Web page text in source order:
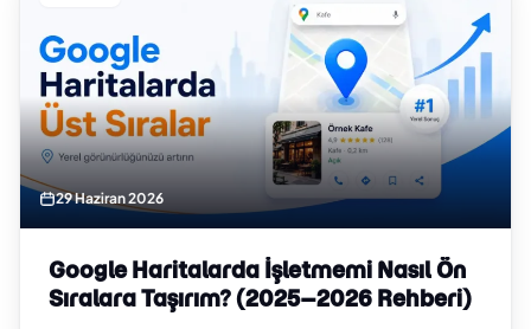
29 Haziran 2026
Google Haritalarda İşletmemi Nasıl Ön
Sıralara Taşırım? (2025–2026 Rehberi)